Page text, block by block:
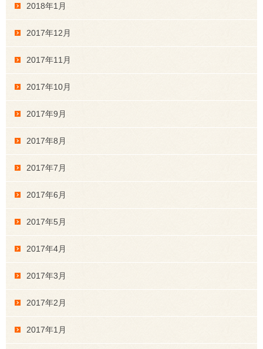
2018年1月
2017年12月
2017年11月
2017年10月
2017年9月
2017年8月
2017年7月
2017年6月
2017年5月
2017年4月
2017年3月
2017年2月
2017年1月